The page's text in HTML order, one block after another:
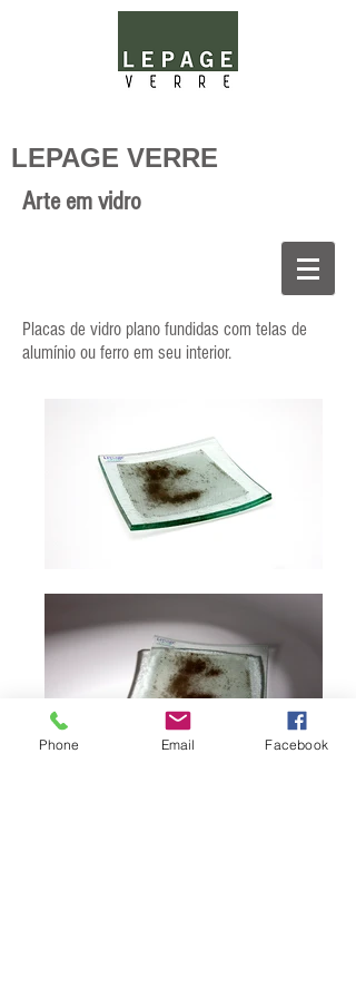
Arte em vidro
LEPAGE VERRE
Placas de vidro plano fundidas com telas de
alumínio ou ferro em seu interior.
Phone Email Facebook